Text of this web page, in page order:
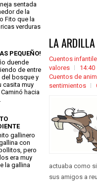
LA ARDILLA
Cuentos
valores
14:40
Cuentos de
sentimientos
actuaba como
sus amigos a
sentada
de la
Fito que la
verduras
PEQUEÑO!
duende
de entre
del bosque y
casita muy
hacia
gallinero
con
pero
era muy
la gallina